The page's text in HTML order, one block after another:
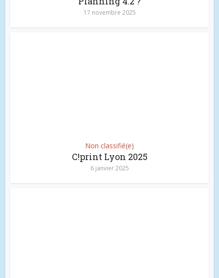
17 novembre 2025
Non classifié(e)
C!print Lyon 2025
6 janvier 2025